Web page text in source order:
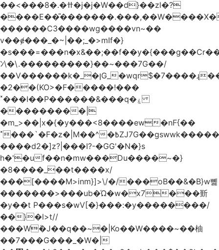
��<���8�.�ߚ�j�j�W��d}��zl�?
������C3����wg����vn~��
v��ɇ���_�~|��;_�>mIf�}
ﾝ\�\.���������}��~���7G��/
��V������k�_�ןG_�wqr$�7����ɻ��-
�2��(KO>�F�����!���
˟���I��P������&���q�ۼ
���������|
�m_>��|x�{�y���<8����ew�nF{��
˟���`�F�z�|M��^�߿ZJ7G��gswwk������j��
����d2�]z?|���I?-�GG'�N�}s
h�'�uf��n�mw���Du����~�}
�8����_��t����x/
���[����M>inm}]>\/�/���oB��&�B}w뼱
�������>���ub�Ώ�w�x7���斳
�y��t P���s�wV[�}���:�y��������/
��}�l>t//
���Wٝ�J��q��~�|Ko��W����~��柚
��7���G���_�W�|